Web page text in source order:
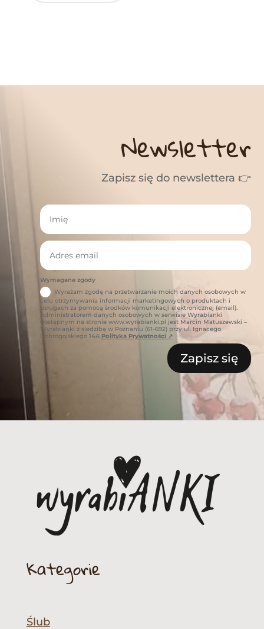
Newsletter
Zapisz się do newslettera 👉
Wymagane zgody
Wyrażam zgodę na przetwarzanie moich danych osobowych w
celu otrzymywania informacji marketingowych o produktach i
usługach za pomocą środków komunikacji elektronicznej (email).
Administratorem danych osobowych w serwisie Wyrabianki
dostępnym na stronie www.wyrabianki.pl jest Marcin Matuszewski –
Wyrabianki z siedzibą w Poznaniu (61-692) przy ul. Ignacego
Dobrogojskiego 14A Polityka Prywatności ↗
Zapisz się
Kategorie
Ślub